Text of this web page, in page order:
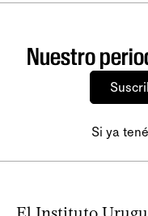
Nuestro
Si ya